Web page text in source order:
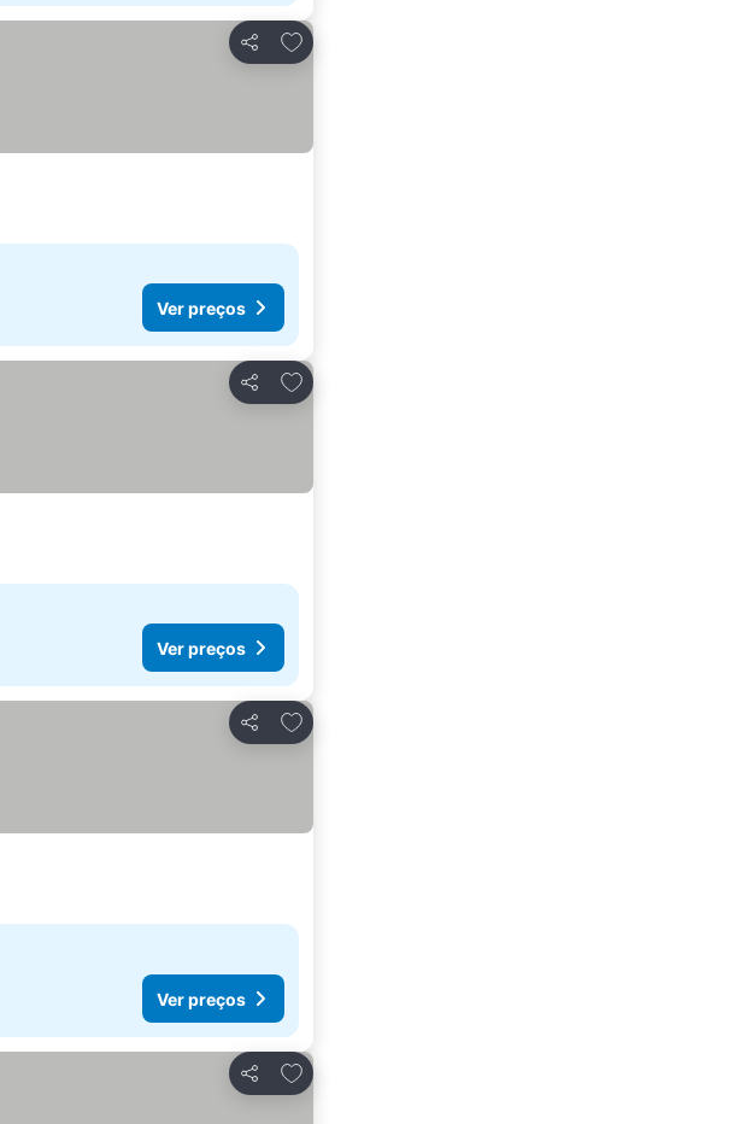
Partilhar
Adicionar aos favoritos
Ver preços
Partilhar
Adicionar aos favoritos
Ver preços
Partilhar
Adicionar aos favoritos
Ver preços
Partilhar
Adicionar aos favoritos